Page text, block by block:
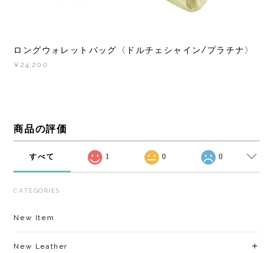
ロングウォレットバッグ〈ドルチェシャイン/プラチナ〉
¥24,200
商品の評価
すべて 1 0 0
CATEGORIES
New Item
New Leather